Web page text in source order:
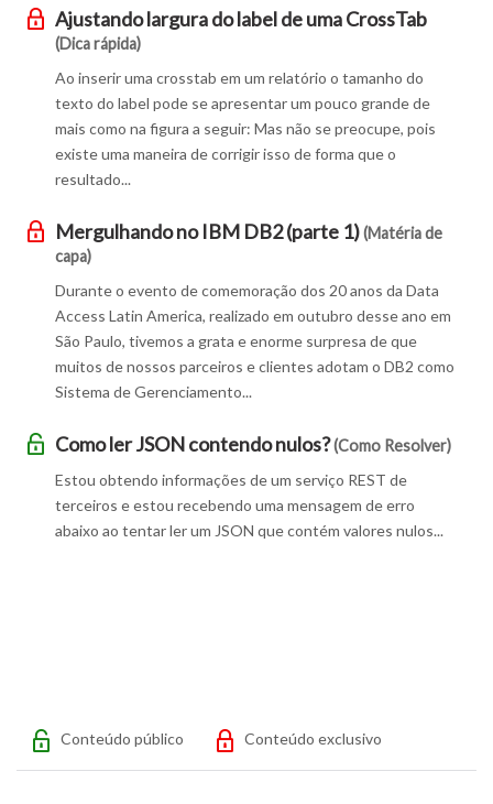
Ajustando largura do label de uma CrossTab
(Dica rápida)
Ao inserir uma crosstab em um relatório o tamanho do
texto do label pode se apresentar um pouco grande de
mais como na figura a seguir: Mas não se preocupe, pois
existe uma maneira de corrigir isso de forma que o
resultado...
Mergulhando no IBM DB2 (parte 1)(Matéria de
capa)
Durante o evento de comemoração dos 20 anos da Data
Access Latin America, realizado em outubro desse ano em
São Paulo, tivemos a grata e enorme surpresa de que
muitos de nossos parceiros e clientes adotam o DB2 como
Sistema de Gerenciamento...
Como ler JSON contendo nulos?(Como Resolver)
Estou obtendo informações de um serviço REST de
terceiros e estou recebendo uma mensagem de erro
abaixo ao tentar ler um JSON que contém valores nulos...
Conteúdo público Conteúdo exclusivo